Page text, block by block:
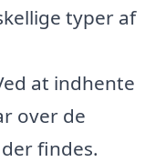
typer af
at indhente
over de
findes.